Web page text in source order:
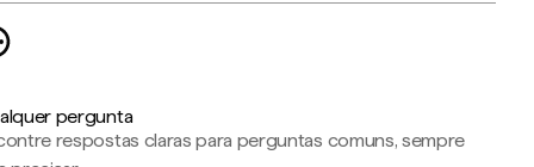
pergunta
respostas claras para perguntas comuns, sempre